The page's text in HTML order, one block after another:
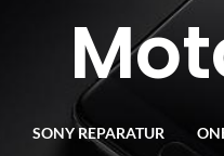
SONY REPARATUR